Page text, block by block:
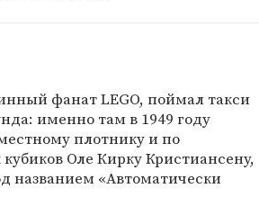
фанат LEGO, поймал такси
именно там в 1949 году
плотнику и по
Оле Кирку Кристиансену,
названием «Автоматически